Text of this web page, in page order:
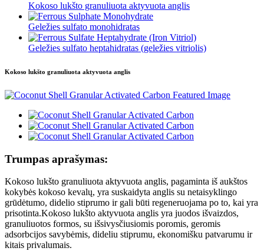
Kokoso lukšto granuliuota aktyvuota anglis
Geležies sulfato monohidratas
Geležies sulfato heptahidratas (geležies vitriolis)
Kokoso lukšto granuliuota aktyvuota anglis
Trumpas aprašymas:
Kokoso lukšto granuliuota aktyvuota anglis, pagaminta iš aukštos
kokybės kokoso kevalų, yra suskaidyta anglis su netaisyklingo
grūdėtumo, didelio stiprumo ir gali būti regeneruojama po to, kai yra
prisotinta.Kokoso lukšto aktyvuota anglis yra juodos išvaizdos,
granuliuotos formos, su išsivysčiusiomis poromis, geromis
adsorbcijos savybėmis, dideliu stiprumu, ekonomišku patvarumu ir
kitais privalumais.